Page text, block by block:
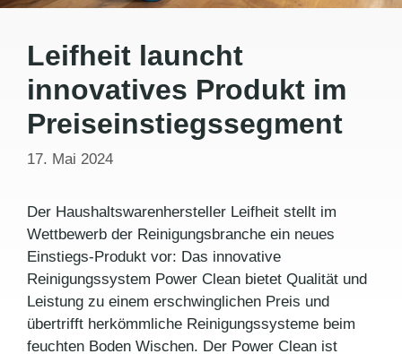
Leifheit launcht
innovatives Produkt im
Preiseinstiegssegment
17. Mai 2024
Der Haushaltswarenhersteller Leifheit stellt im
Wettbewerb der Reinigungsbranche ein neues
Einstiegs-Produkt vor: Das innovative
Reinigungssystem Power Clean bietet Qualität und
Leistung zu einem erschwinglichen Preis und
übertrifft herkömmliche Reinigungssysteme beim
feuchten Boden Wischen. Der Power Clean ist